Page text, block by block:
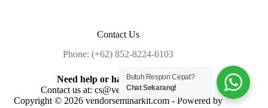
Contact Us
Phone: (+62) 852-8224-6103
Need help or have a question?
Contact us at: cs@vendorseminarkit.com
Copyright © 2026 vendorseminarkit.com - Powered by
Butuh Respon Cepat?
Chat Sekarang!